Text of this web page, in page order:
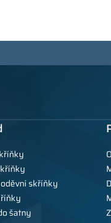
skříňky
šatny